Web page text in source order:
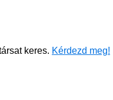
keres. Kérdezd meg!